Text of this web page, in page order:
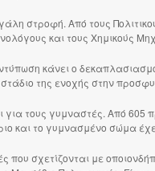
στροφή. Από τους
και τους Χημικούς
κάνει ο
της ενοχής στην
για τους γυμναστές. Από 605
και το γυμνασμένο σώμα
που σχετίζονται με